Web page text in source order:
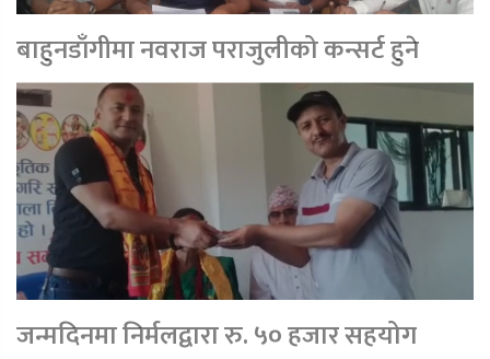
बाहुनडाँगीमा नवराज पराजुलीको कन्सर्ट हुने
जन्मदिनमा निर्मलद्वारा रु. ५० हजार सहयोग